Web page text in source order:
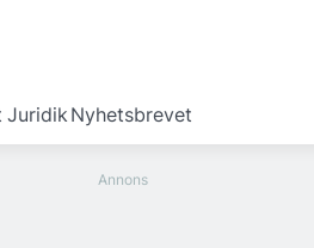
JuridikNyhetsbrevet